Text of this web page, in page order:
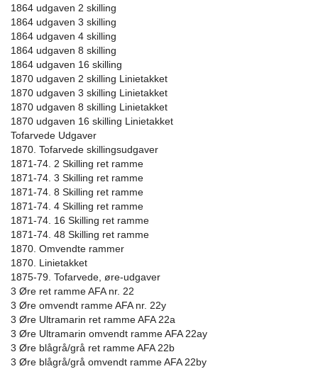
1864 udgaven 2 skilling
1864 udgaven 3 skilling
1864 udgaven 4 skilling
1864 udgaven 8 skilling
1864 udgaven 16 skilling
1870 udgaven 2 skilling Linietakket
1870 udgaven 3 skilling Linietakket
1870 udgaven 8 skilling Linietakket
1870 udgaven 16 skilling Linietakket
Tofarvede Udgaver
1870. Tofarvede skillingsudgaver
1871-74. 2 Skilling ret ramme
1871-74. 3 Skilling ret ramme
1871-74. 8 Skilling ret ramme
1871-74. 4 Skilling ret ramme
1871-74. 16 Skilling ret ramme
1871-74. 48 Skilling ret ramme
1870. Omvendte rammer
1870. Linietakket
1875-79. Tofarvede, øre-udgaver
3 Øre ret ramme AFA nr. 22
3 Øre omvendt ramme AFA nr. 22y
3 Øre Ultramarin ret ramme AFA 22a
3 Øre Ultramarin omvendt ramme AFA 22ay
3 Øre blågrå/grå ret ramme AFA 22b
3 Øre blågrå/grå omvendt ramme AFA 22by